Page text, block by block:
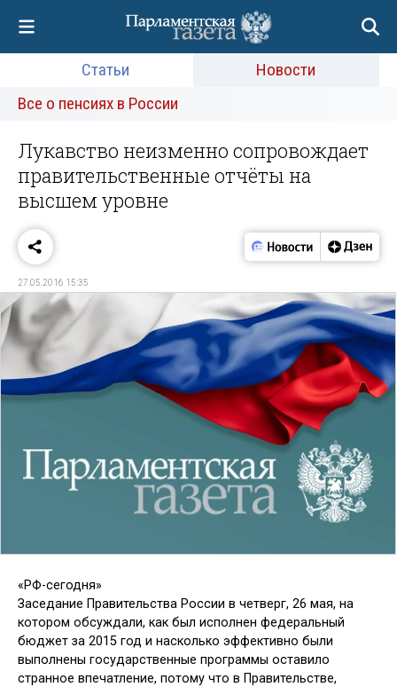
Статьи
Новости
Все о пенсиях в России
Лукавство неизменно сопровождает
правительственные отчёты на
высшем уровне
27.05.2016 15:35
«РФ-сегодня»
Заседание Правительства России в четверг, 26 мая, на
котором обсуждали, как был исполнен федеральный
бюджет за 2015 год и насколько эффективно были
выполнены государственные программы оставило
странное впечатление, потому что в Правительстве,